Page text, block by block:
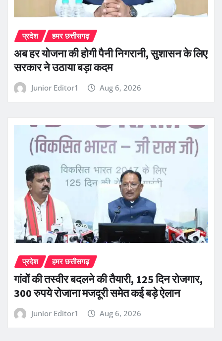
प्रदेश हमर छत्तीसगढ़
अब हर योजना की होगी पैनी निगरानी, सुशासन के लिए
सरकार ने उठाया बड़ा कदम
Junior Editor1 Aug 6, 2026
प्रदेश हमर छत्तीसगढ़
गांवों की तस्वीर बदलने की तैयारी, 125 दिन रोजगार,
300 रुपये रोजाना मजदूरी समेत कई बड़े ऐलान
Junior Editor1 Aug 6, 2026